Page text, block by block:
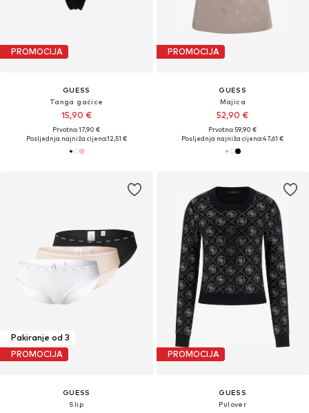
PROMOCIJA
GUESS
Tanga gaćice
15,90 €
Prvotno: 17,90 €
Posljednja najniža cijena:12,51 €
PROMOCIJA
GUESS
Majica
52,90 €
Prvotno: 59,90 €
Posljednja najniža cijena:47,61 €
Pakiranje od 3
PROMOCIJA
GUESS
Slip
PROMOCIJA
GUESS
Pulover